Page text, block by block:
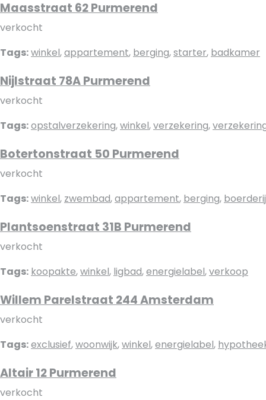
Maasstraat 62 Purmerend
verkocht
Tags:winkel,appartement, berging,starter, badkamer
Nijlstraat 78A Purmerend
verkocht
Tags:opstalverzekering,winkel,verzekering,
Botertonstraat 50 Purmerend
verkocht
Tags:winkel, zwembad,appartement, berging, boerderij
Plantsoenstraat 31B Purmerend
verkocht
Tags: koopakte,winkel, ligbad,energielabel,verkoop
Willem Parelstraat 244 Amsterdam
verkocht
Tags:exclusief,woonwijk,winkel,energielabel,
Altair 12 Purmerend
verkocht